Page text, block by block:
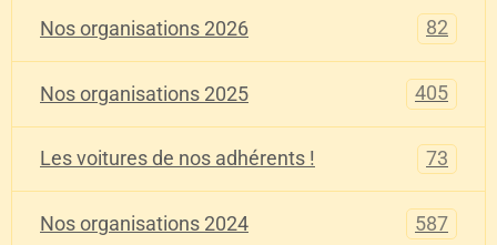
Nos organisations 2026 82
Nos organisations 2025 405
Les voitures de nos adhérents ! 73
Nos organisations 2024 587